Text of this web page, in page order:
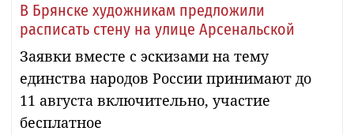
В Брянске художникам предложили
расписать стену на улице Арсенальской
Заявки вместе с эскизами на тему
единства народов России принимают до
11 августа включительно, участие
бесплатное